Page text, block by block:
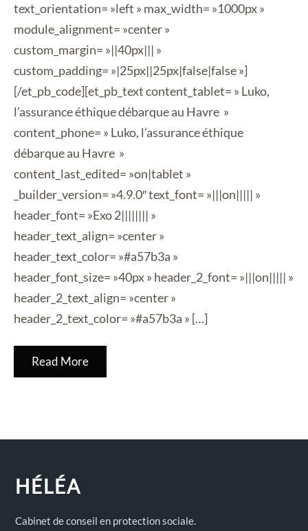
text_orientation= »left » max_width= »1000px »
module_alignment= »center »
custom_margin= »||40px||| »
custom_padding= »|25px||25px|false|false »]
[/et_pb_code][et_pb_text content_tablet= » Luko,
l’assurance éthique débarque au Havre »
content_phone= » Luko, l’assurance éthique
débarque au Havre »
content_last_edited= »on|tablet »
_builder_version= »4.9.0″ text_font= »|||on||||| »
header_font= »Exo 2|||||||| »
header_text_align= »center »
header_text_color= »#a57b3a »
header_font_size= »40px » header_2_font= »|||on||||| »
header_2_text_align= »center »
header_2_text_color= »#a57b3a » […]
Read More
HÉLÉA
Cabinet de conseil en protection sociale.